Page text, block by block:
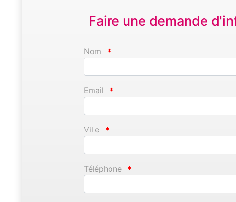
Faire une demande
Nom *
Email *
Ville *
Téléphone *